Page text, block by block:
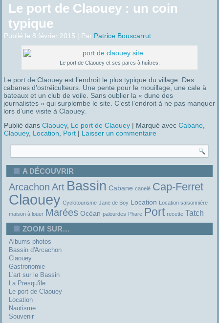
Le port de Claouey : un coin
typique
Publié le 8 février 2015 | Par Patrice Bouscarrut
Le port de Claouey et ses parcs à huîtres.
Le port de Claouey est l’endroit le plus typique du village. Des
cabanes d’ostréiculteurs. Une pente pour le mouillage, une cale à
bateaux et un club de voile. Sans oublier la « dune des
journalistes » qui surplombe le site. C’est l’endroit à ne pas manquer
lors d’une visite à Claouey.
Publié dans Claouey, Le port de Claouey | Marqué avec Cabane
Claouey, Location Port | Laisser un commentaire
A DÉCOUVRIR
Arcachon Art Bassin Cabane canelé Cap-Ferret
Claouey Cyclotourisme Jane de Boy Location Location saisonnière
maison à louer Marées Océan palourdes Phare Port recette Tatch
ZOOM SUR…
Albums photos
Bassin d'Arcachon
Claouey
Gastronomie
L'art sur le Bassin
La Presqu'île
Le port de Claouey
Location
Nautisme
Souvenir